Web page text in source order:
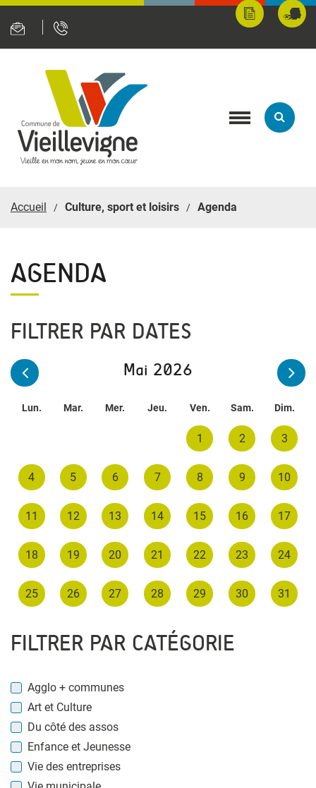
Mes
démarches
Toggle
Accueil Culture, sport et loisirs Agenda
AGENDA
FILTRER PAR DATES
Mai 2026
Lun. Mar. Mer. Jeu. Ven. Sam. Dim.
1 2 3
4 5 6 7 8 9 10
11 12 13 14 15 16 17
18 19 20 21 22 23 24
25 26 27 28 29 30 31
FILTRER PAR CATÉGORIE
Agglo + communes
Art et Culture
Du côté des assos
Enfance et Jeunesse
Vie des entreprises
Panneau de gestion des cookies